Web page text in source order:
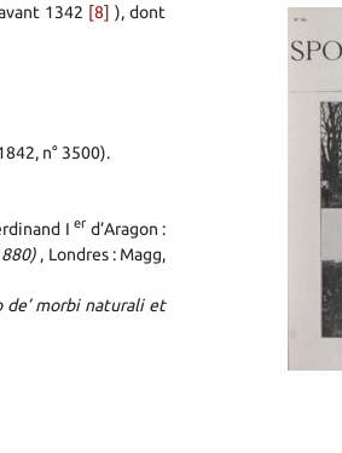
1342 [8]), dont
n° 3500).
Ier d’Aragon :
, Londres : Magg,
de’ morbi naturali et